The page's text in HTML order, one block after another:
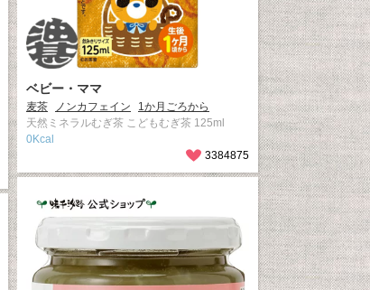
ベビー・ママ
麦茶 ノンカフェイン
1か月ごろから
天然ミネラルむぎ茶 こどもむぎ茶 125ml
0Kcal
3384875